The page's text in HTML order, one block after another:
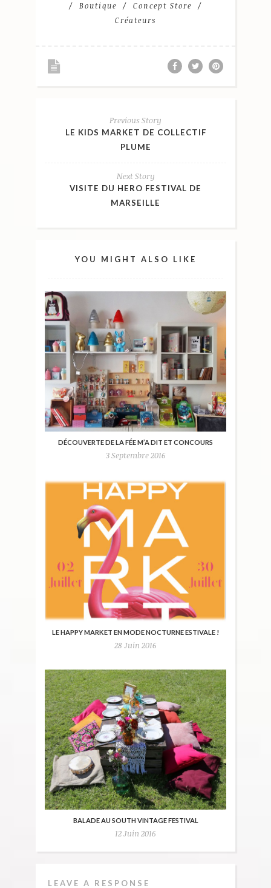
Boutique
Concept Store
Créateurs
Previous Story
LE KIDS MARKET DE COLLECTIF
PLUME
Next Story
VISITE DU HERO FESTIVAL DE
MARSEILLE
YOU MIGHT ALSO LIKE
DÉCOUVERTE DE LA FÉE M’A DIT ET CONCOURS
3 Septembre 2016
LE HAPPY MARKET EN MODE NOCTURNE ESTIVALE !
28 Juin 2016
BALADE AU SOUTH VINTAGE FESTIVAL
12 Juin 2016
LEAVE A RESPONSE